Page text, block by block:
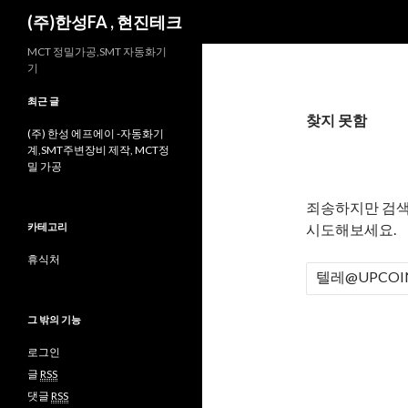
(주)한성FA , 현진테크
찾지 못함
죄송하지만 검
시도해보세요.
검
색
MCT 정밀가공,SMT 자동화기
기
최근 글
(주) 한성 에프에이 -자동화기
계,SMT주변장비 제작, MCT정
밀 가공
카테고리
휴식처
그 밖의 기능
로그인
글 RSS
댓글 RSS